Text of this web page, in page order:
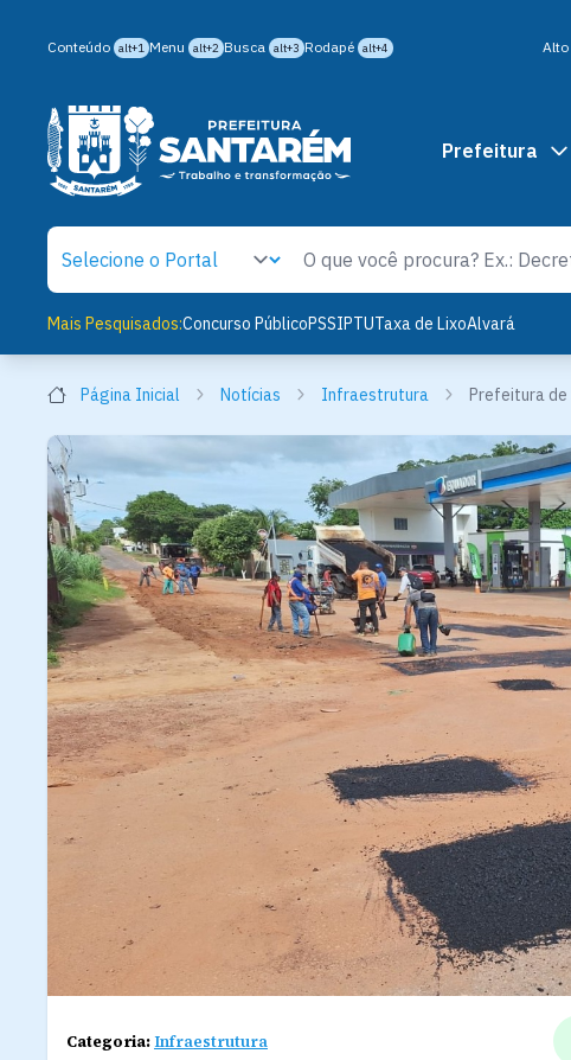
Conteúdo alt+1 Menu alt+2 Busca alt+3 Rodapé alt+4
Prefeitura
Mais Pesquisados:Concurso PúblicoPSSIPTUTaxa de LixoAlvará
Página Inicial Notícias Infraestrutura Prefeitura de
Categoria:Infraestrutura